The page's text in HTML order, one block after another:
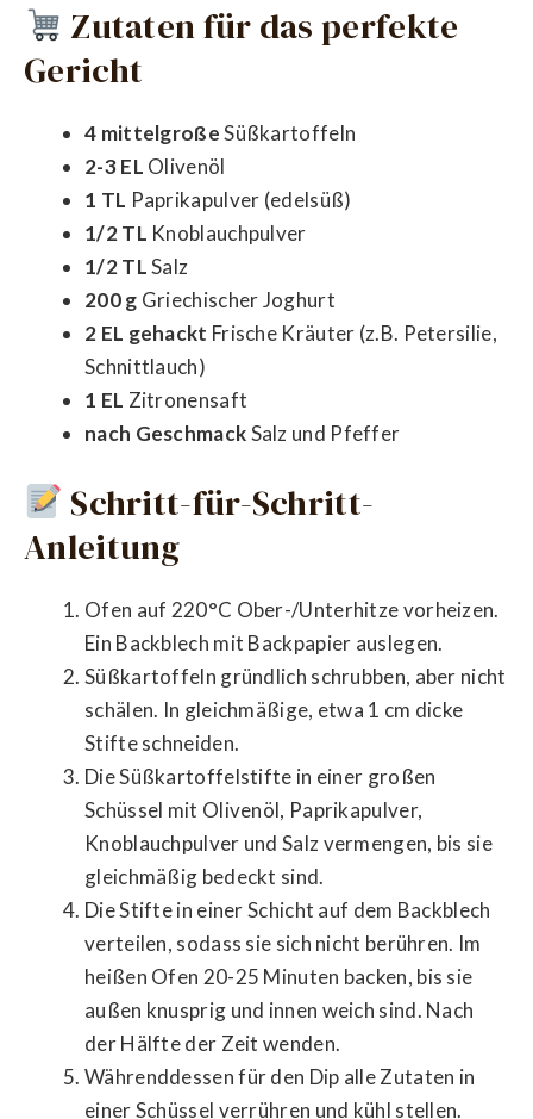
Zutaten für das perfekte
Gericht
4 mittelgroßeSüßkartoffeln
2-3 EL Olivenöl
1 TL Paprikapulver (edelsüß)
1/2 TL Knoblauchpulver
1/2 TLSalz
200 g Griechischer Joghurt
2 EL gehackt Frische Kräuter (z.B. Petersilie,
Schnittlauch)
1 EL Zitronensaft
nach GeschmackSalz und Pfeffer
Schritt-für-Schritt-
Anleitung
Ofen auf 220°C Ober-/Unterhitze vorheizen.
Ein Backblech mit Backpapier auslegen.
Süßkartoffeln gründlich schrubben, aber nicht
schälen. In gleichmäßige, etwa 1 cm dicke
Stifte schneiden.
Die Süßkartoffelstifte in einer großen
Schüssel mit Olivenöl, Paprikapulver,
Knoblauchpulver und Salz vermengen, bis sie
gleichmäßig bedeckt sind.
Die Stifte in einer Schicht auf dem Backblech
verteilen, sodass sie sich nicht berühren. Im
heißen Ofen 20-25 Minuten backen, bis sie
außen knusprig und innen weich sind. Nach
der Hälfte der Zeit wenden.
Währenddessen für den Dip alle Zutaten in
einer Schüssel verrühren und kühl stellen.